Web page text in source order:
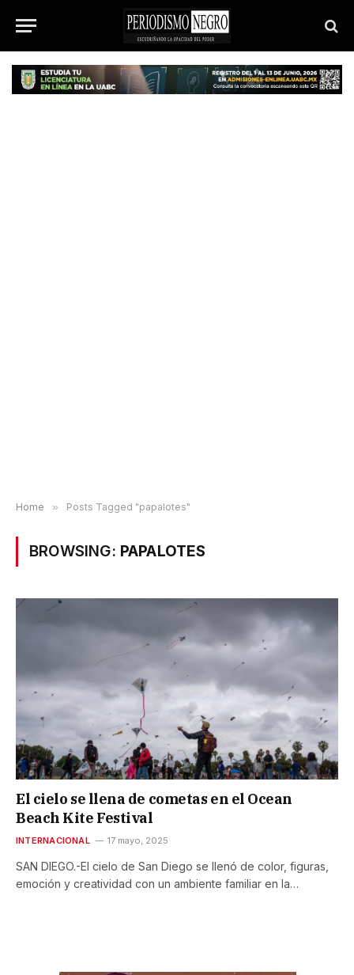
Home » Posts Tagged "papalotes"
BROWSING: PAPALOTES
El cielo se llena de cometas en el Ocean
Beach Kite Festival
INTERNACIONAL 17 mayo, 2025
SAN DIEGO.-El cielo de San Diego se llenó de color, figuras,
emoción y creatividad con un ambiente familiar en la…